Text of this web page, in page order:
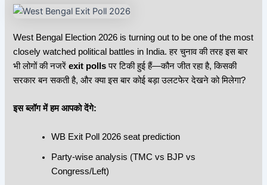
West Bengal Election 2026 is turning out to be one of the most
closely watched political battles in India. हर चुनाव की तरह इस बार
भी लोगों की नजरेंexit pollsपर टिकी हुई हैं—कौन जीत रहा है, किसकी
सरकार बन सकती है, और क्या इस बार कोई बड़ा उलटफेर देखने को मिलेगा?
इस ब्लॉग में हम आपको देंगे:
WB Exit Poll 2026 seat prediction
Party-wise analysis (TMC vs BJP vs
Congress/Left)